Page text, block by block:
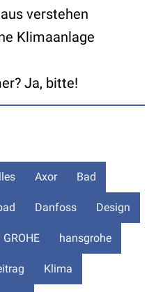
verstehen
Klimaanlage
Ja, bitte!
Axor Bad
Danfoss Design
GROHE hansgrohe
Klima